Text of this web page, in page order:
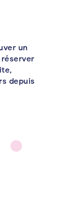
un
depuis